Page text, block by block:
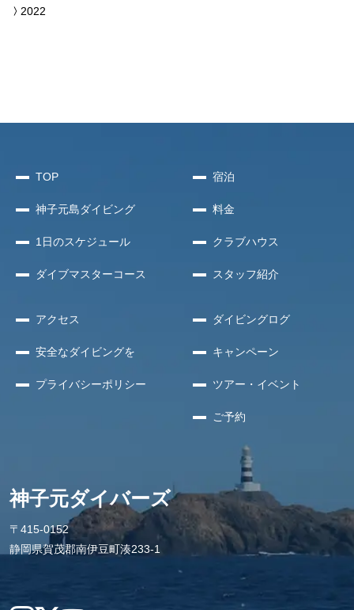
2022
TOP
神子元島ダイビング
1日のスケジュール
ダイブマスターコース
宿泊
料金
クラブハウス
スタッフ紹介
アクセス
安全なダイビングを
プライバシーポリシー
ダイビングログ
キャンペーン
ツアー・イベント
ご予約
神子元ダイバーズ
〒415-0152
静岡県賀茂郡南伊豆町湊233-1
Instagram
X